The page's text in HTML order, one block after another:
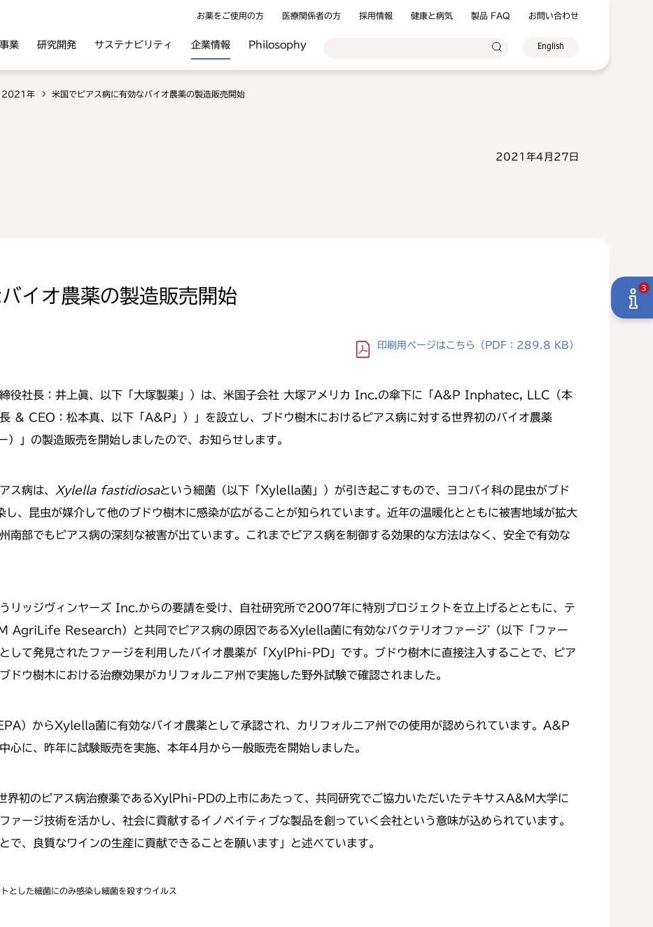
お薬をご使用の方 医療関係者の方 採用情報 健康と病気 製品 FAQ お問い合わせ
業 研究開発 サステナビリティ 企業情報 Philosophy English
2021年 米国でピアス病に有効なバイオ農薬の製造販売開始
2021年4月27日
イオ農薬の製造販売開始
印刷用ページはこちら （PDF：289.8 KB）
締役社長：井上眞、以下「大塚製薬」）は、米国子会社 大塚アメリカ Inc.の傘下に「A&P Inphatec, LLC（本
& CEO：松本真、以下「A&P」）」を設立し、ブドウ樹木におけるピアス病に対する世界初のバイオ農薬
」の製造販売を開始しましたので、お知らせします。
ス病は、 Xylella fastidiosaという細菌（以下「Xylella菌」）が引き起こすもので、ヨコバイ科の昆虫がブド
、昆虫が媒介して他のブドウ樹木に感染が広がることが知られています。近年の温暖化とともに被害地域が拡大
南部でもピアス病の深刻な被害が出ています。これまでピアス病を制御する効果的な方法はなく、安全で有効な
リッジヴィンヤーズ Inc.からの要請を受け、自社研究所で2007年に特別プロジェクトを立上げるとともに、テ
AgriLife Research）と共同でピアス病の原因であるXylella菌に有効なバクテリオファージ*
（以下「ファー
して発見されたファージを利用したバイオ農薬が「XylPhi-PD」です。ブドウ樹木に直接注入することで、ピア
ドウ樹木における治療効果がカリフォルニア州で実施した野外試験で確認されました。
）からXylella菌に有効なバイオ農薬として承認され、カリフォルニア州での使用が認められています。A&P
心に、昨年に試験販売を実施、本年4月から一般販売を開始しました。
初のピアス病治療薬であるXylPhi-PDの上市にあたって、共同研究でご協力いただいたテキサスA&M大学に
ァージ技術を活かし、社会に貢献するイノベイティブな製品を創っていく会社という意味が込められています。
で、良質なワインの生産に貢献できることを願います」と述べています。
とした細菌にのみ感染し細菌を殺すウイルス
3